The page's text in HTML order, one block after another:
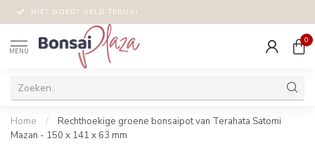
NIET GOED? GELD TERUG!
MENU
0
Home /
Rechthoekige groene bonsaipot van Terahata Satomi
Mazan - 150 x 141 x 63 mm